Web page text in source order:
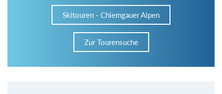
Skitouren - Chiemgauer Alpen
Zur Tourensuche